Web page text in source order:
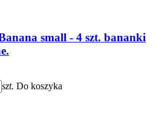
small - 4 szt. bananki
szt. Do koszyka